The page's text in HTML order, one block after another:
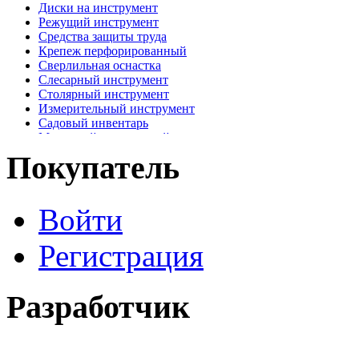
Диски на инструмент
Режущий инструмент
Средства защиты труда
Крепеж перфорированный
Сверлильная оснастка
Слесарный инструмент
Столярный инструмент
Измерительный инструмент
Садовый инвентарь
Малярный, отделочный инструмент
Наждачная бумага
Хозтовары
Электрика, осветительное оборудование
Пена и герметики
Автомобильный инструмент
Сварочное оборудование
Силовое оборудование
Покупатель
Войти
Регистрация
Разработчик